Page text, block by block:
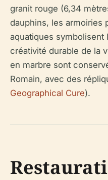
granit rouge (6,34
dauphins, les armoiries
aquatiques symbolisent
créativité durable de la
en marbre sont
Romain, avec des
Geographical Cure).